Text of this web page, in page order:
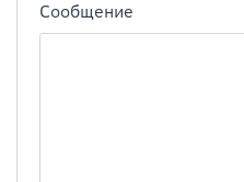
Сообщение